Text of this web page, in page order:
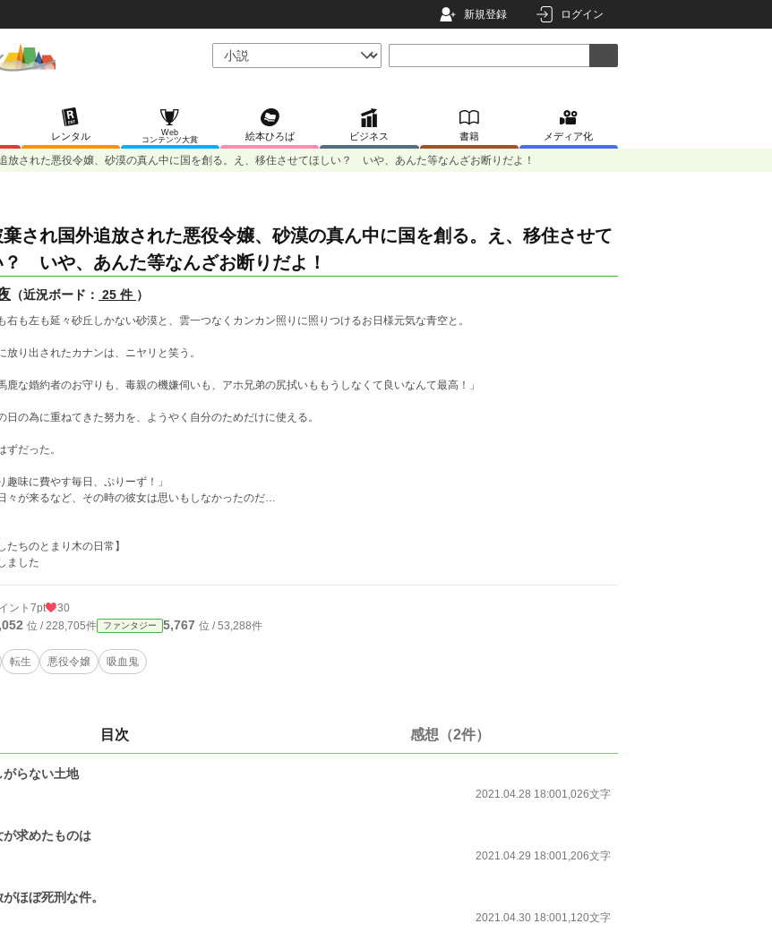
新規登録 ログイン
レンタル
Web
コンテンツ大賞
絵本ひろば ビジネス 書籍 メディア化
放された悪役令嬢、砂漠の真ん中に国を創る。え、移住させてほしい？ いや、あんた等なんざお断りだよ！
され国外追放された悪役令嬢、砂漠の真ん中に国を創る。え、移住させて
？ いや、あんた等なんざお断りだよ！
（近況ボード： 25 件 ）
右も左も延々砂丘しかない砂漠と、雲一つなくカンカン照りに照りつけるお日様元気な青空と。
放り出されたカナンは、ニヤリと笑う。
鹿な婚約者のお守りも、毒親の機嫌伺いも、アホ兄弟の尻拭いももうしなくて良いなんて最高！」
日の為に重ねてきた努力を、ようやく自分のためだけに使える。
だった。
趣味に費やす毎日、ぷりーず！」
々が来るなど、その時の彼女は思いもしなかったのだ…
たちのとまり木の日常】
ました
ント 7pt 30
位 / 228,705件 ファンタジー 5,767 位 / 53,288件
転生 悪役令嬢 吸血鬼
目次 感想（2件）
がらない土地
2021.04.28 18:001,026文字
が求めたものは
2021.04.29 18:001,206文字
ほぼ死刑な件。
2021.04.30 18:001,120文字